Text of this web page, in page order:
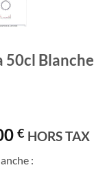
Blanche
€Le
actuel
HORS TAX
: